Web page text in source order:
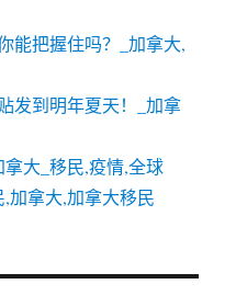
能把握住吗？_加拿大,
发到明年夏天！_加拿
大_移民,疫情,全球
加拿大,加拿大移民